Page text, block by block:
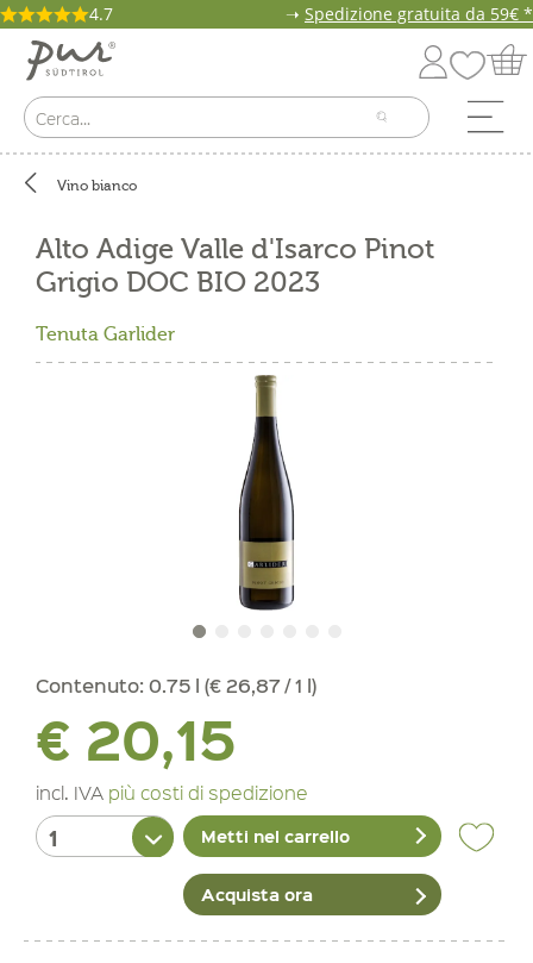
4.7 ➝ Spedizione gratuita da 59€ *
Vino bianco
Alto Adige Valle d'Isarco Pinot
Grigio DOC BIO 2023
Tenuta Garlider
Contenuto: 0.75 l (€ 26,87 / 1 l)
€ 20,15
incl. IVA più costi di spedizione
Metti nel carrello
Acquista ora